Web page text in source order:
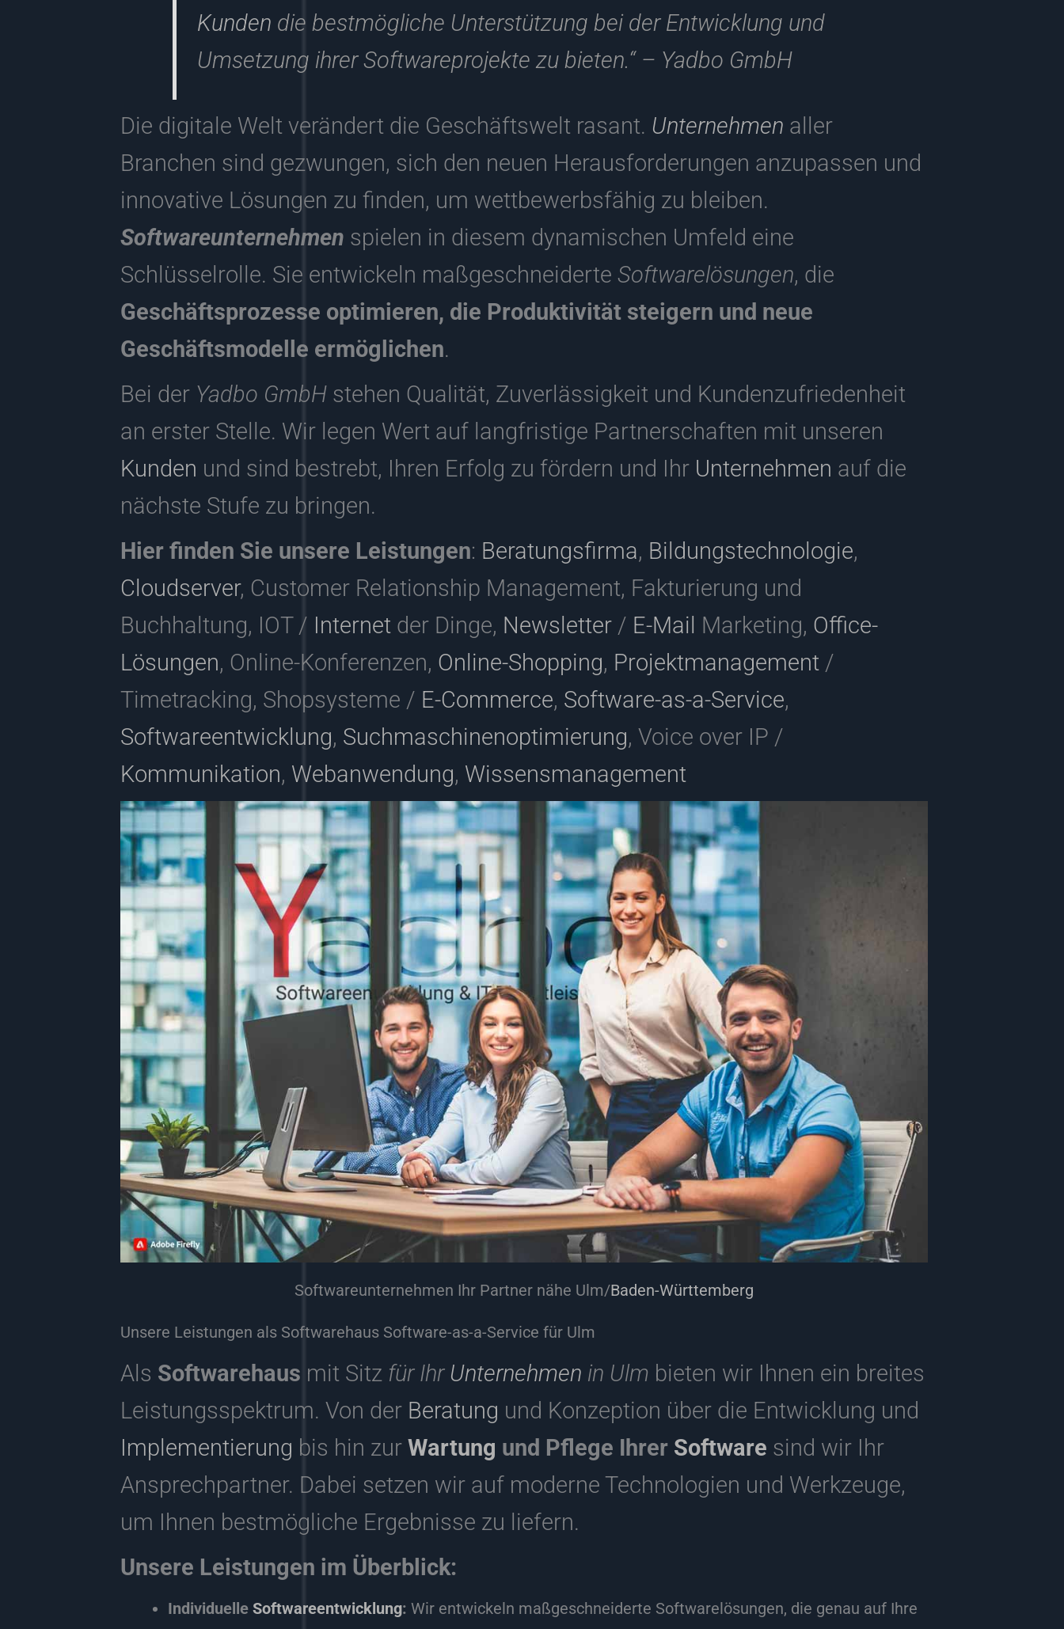
Kunden die bestmögliche Unterstützung bei der Entwicklung und
Umsetzung ihrer Softwareprojekte zu bieten.“ – Yadbo GmbH
Die digitale Welt verändert die Geschäftswelt rasant. Unternehmen aller
Branchen sind gezwungen, sich den neuen Herausforderungen anzupassen und
innovative Lösungen zu finden, um wettbewerbsfähig zu bleiben.
Softwareunternehmen spielen in diesem dynamischen Umfeld eine
Schlüsselrolle. Sie entwickeln maßgeschneiderte Softwarelösungen, die
Geschäftsprozesse optimieren, die Produktivität steigern und neue
Geschäftsmodelle ermöglichen.
Bei der Yadbo GmbH stehen Qualität, Zuverlässigkeit und Kundenzufriedenheit
an erster Stelle. Wir legen Wert auf langfristige Partnerschaften mit unseren
Kunden und sind bestrebt, Ihren Erfolg zu fördern und Ihr Unternehmen auf die
nächste Stufe zu bringen.
Hier finden Sie unsere Leistungen: Beratungsfirma, Bildungstechnologie,
Cloudserver, Customer Relationship Management, Fakturierung und
Buchhaltung, IOT / Internet der Dinge, Newsletter / E-Mail Marketing, Office-
Lösungen, Online-Konferenzen, Online-Shopping, Projektmanagement /
Timetracking, Shopsysteme / E-Commerce, Software-as-a-Service,
Softwareentwicklung, Suchmaschinenoptimierung, Voice over IP /
Kommunikation, Webanwendung, Wissensmanagement
Softwareunternehmen Ihr Partner nähe Ulm/Baden-Württemberg
Unsere Leistungen als Softwarehaus Software-as-a-Service für Ulm
Als Softwarehaus mit Sitz für Ihr Unternehmen in Ulm bieten wir Ihnen ein breites
Leistungsspektrum. Von der Beratung und Konzeption über die Entwicklung und
Implementierung bis hin zur Wartung und Pflege Ihrer Software sind wir Ihr
Ansprechpartner. Dabei setzen wir auf moderne Technologien und Werkzeuge,
um Ihnen bestmögliche Ergebnisse zu liefern.
Unsere Leistungen im Überblick:
Individuelle Softwareentwicklung: Wir entwickeln maßgeschneiderte Softwarelösungen, die genau auf Ihre